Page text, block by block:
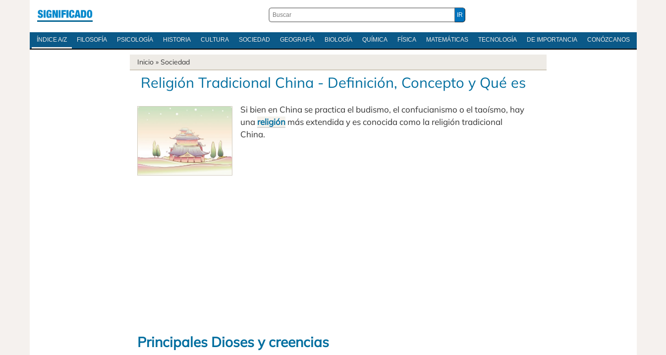
ÍNDICE A/Z FILOSOFÍA PSICOLOGÍA HISTORIA CULTURA SOCIEDAD GEOGRAFÍA BIOLOGÍA QUÍMICA FÍSICA MATEMÁTICAS TECNOLOGÍA DE IMPORTANCIA CONÓZCANOS
Inicio » Sociedad
Religión Tradicional China - Definición, Concepto y Qué es
Si bien en China se practica el budismo, el confucianismo o el taoísmo, hay
una religión más extendida y es conocida como la religión tradicional
China.
Principales Dioses y creencias